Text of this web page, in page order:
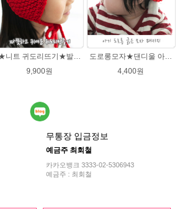
★니트 귀도리뜨기★발렌타인울 뜨개실 DIY 뜨개질
9,900원
도로롱모자★댄디울 아기모자뜨개질
4,400원
무통장 입금정보
예금주 최회철
카카오뱅크 3333-02-5306943
예금주 : 최회철